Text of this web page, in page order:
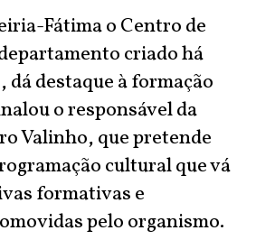
Fátima o Centro de
criado há
dá destaque à formação
o responsável da
Valinho, que pretende
cultural que vá
formativas e
pelo organismo.